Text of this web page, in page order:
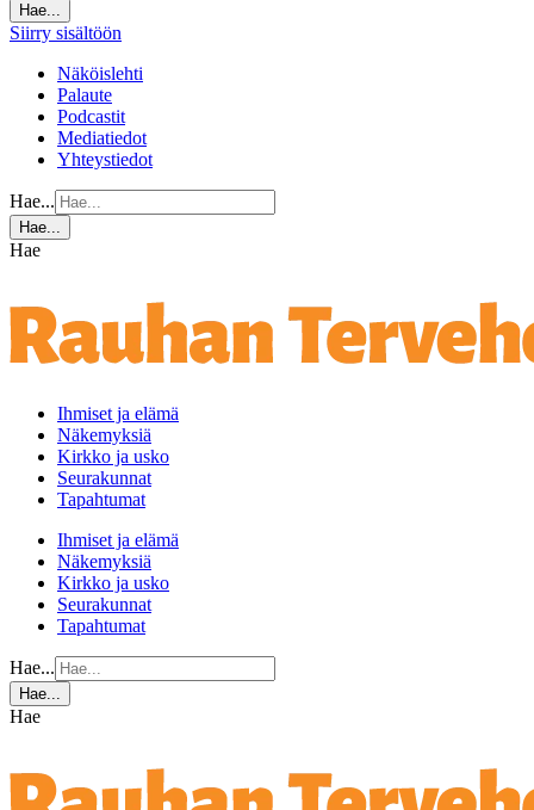
Hae...
Siirry sisältöön
Näköislehti
Palaute
Podcastit
Mediatiedot
Yhteystiedot
Hae...
Hae...
Hae
Ihmiset ja elämä
Näkemyksiä
Kirkko ja usko
Seurakunnat
Tapahtumat
Ihmiset ja elämä
Näkemyksiä
Kirkko ja usko
Seurakunnat
Tapahtumat
Hae...
Hae...
Hae